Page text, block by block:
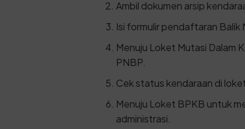
Ambil dokumen arsip
Isi formulir pendaftaran Balik
Menuju Loket Mutasi Dalam
PNBP.
Cek status kendaraan di
Menuju Loket BPKB untuk
administrasi.